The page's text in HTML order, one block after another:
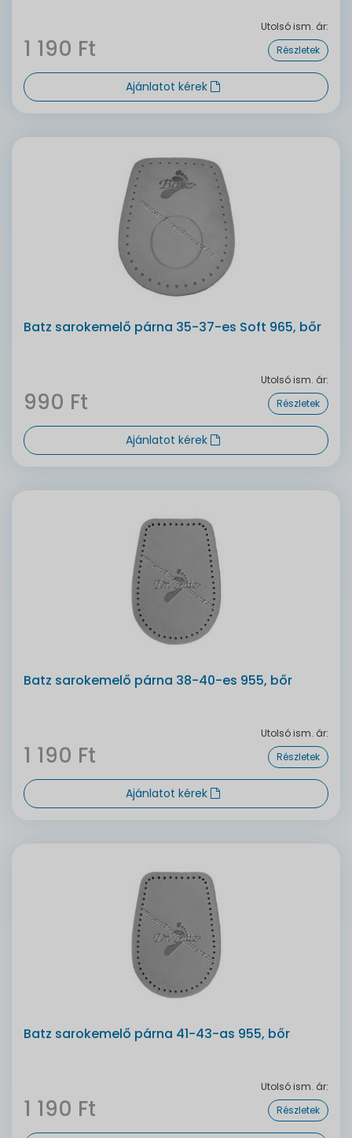
Utolsó ism. ár:
1 190 Ft Részletek
Ajánlatot kérek
Batz sarokemelő párna 35-37-es Soft 965, bőr
Utolsó ism. ár:
990 Ft Részletek
Ajánlatot kérek
Batz sarokemelő párna 38-40-es 955, bőr
Utolsó ism. ár:
1 190 Ft Részletek
Ajánlatot kérek
Batz sarokemelő párna 41-43-as 955, bőr
Utolsó ism. ár:
1 190 Ft Részletek